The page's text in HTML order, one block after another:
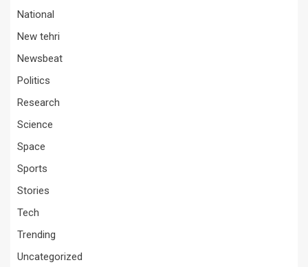
National
New tehri
Newsbeat
Politics
Research
Science
Space
Sports
Stories
Tech
Trending
Uncategorized